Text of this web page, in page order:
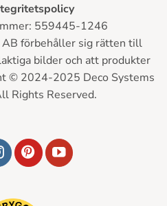
559445-1246
AB förbehåller sig rätten till
bilder och att produkter
© 2024-2025 Deco Systems
Rights Reserved.